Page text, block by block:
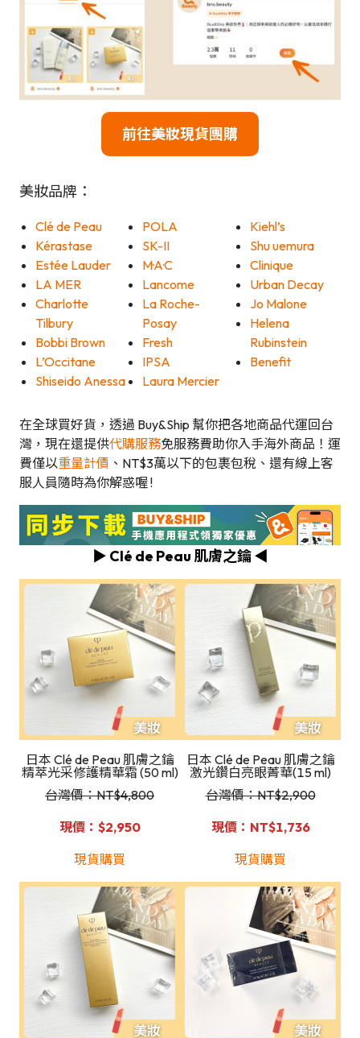
前往美妝現貨團購
美妝品牌：
Clé de Peau
Kérastase
Estée Lauder
LA MER
Charlotte
Tilbury
Bobbi Brown
L’Occitane
Shiseido Anessa
POLA
SK-II
M·A·C
Lancome
La Roche-
Posay
Fresh
IPSA
Laura Mercier
Kiehl’s
Shu uemura
Clinique
Urban Decay
Jo Malone
Helena
Rubinstein
Benefit
在全球買好貨，透過 Buy&Ship 幫你把各地商品代運回台
灣，現在還提供代購服務免服務費助你入手海外商品！運
費僅以重量計價 、NT$3萬以下的包裹包稅、還有線上客
服人員隨時為你解惑喔 !
▶️ Clé de Peau 肌膚之鑰 ◀️
日本 Clé de Peau 肌膚之鑰
精萃光采修護精華霜 (50 ml)
台灣價：NT$4,800
現價：$2,950
現貨購買
日本 Clé de Peau 肌膚之鑰
激光鑽白亮眼菁華(15 ml)
台灣價：NT$2,900
現價：NT$1,736
現貨購買